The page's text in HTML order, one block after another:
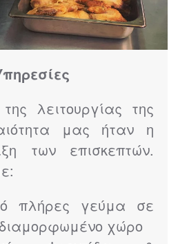
λειτουργίας της
μας ήταν η
των επισκεπτών.
πλήρες γεύμα σε
χώρο